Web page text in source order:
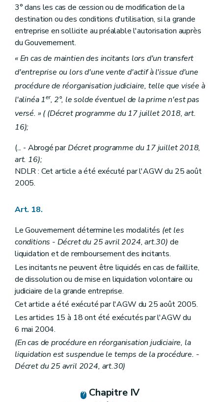
3° dans les cas de cession ou de modification de la
destination ou des conditions d'utilisation, si la grande
entreprise en sollicite au préalable l'autorisation auprès
du Gouvernement.
« En cas de maintien des incitants lors d'un transfert
d'entreprise ou lors d'une vente d'actif à l'issue d'une
procédure de réorganisation judiciaire, telle que visée à
l'alinéa 1er, 2°, le solde éventuel de la prime n'est pas
versé. » ( (Décret programme du 17 juillet 2018, art.
16);
(... - Abrogé parDécret programme du 17 juillet 2018,
art. 16);
NDLR : Cet article a été exécuté par l'AGW du 25 août
2005.
Art. 18.
Le Gouvernement détermine les modalités (et les
conditions - Décret du 25 avril 2024, art.30) de
liquidation et de remboursement des incitants.
Les incitants ne peuvent être liquidés en cas de faillite,
de dissolution ou de mise en liquidation volontaire ou
judiciaire de la grande entreprise.
Cet article a été exécuté par l'AGW du 25 août 2005.
Les articles 15 à 18 ont été exécutés par l'AGW du
6 mai 2004.
(En cas de procédure en réorganisation judiciaire, la
liquidation est suspendue le temps de la procédure. -
Décret du 25 avril 2024, art.30)
Chapitre IV